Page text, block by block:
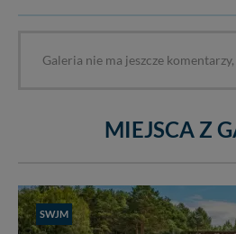
Galeria nie ma jeszcze
MIEJSCA Z
SWJM